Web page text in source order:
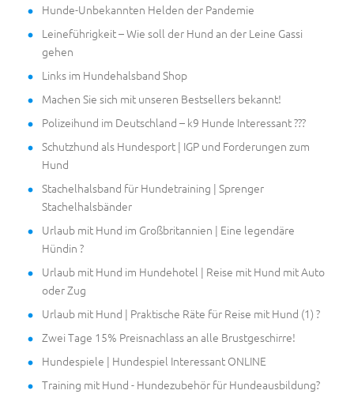
Hunde-Unbekannten Helden der Pandemie
Leineführigkeit – Wie soll der Hund an der Leine Gassi
gehen
Links im Hundehalsband Shop
Machen Sie sich mit unseren Bestsellers bekannt!
Polizeihund im Deutschland – k9 Hunde Interessant ???
Schutzhund als Hundesport | IGP und Forderungen zum
Hund
Stachelhalsband für Hundetraining | Sprenger
Stachelhalsbänder
Urlaub mit Hund im Großbritannien | Eine legendäre
Hündin ?
Urlaub mit Hund im Hundehotel | Reise mit Hund mit Auto
oder Zug
Urlaub mit Hund | Praktische Räte für Reise mit Hund (1) ?
Zwei Tage 15% Preisnachlass an alle Brustgeschirre!
Hundespiele | Hundespiel Interessant ONLINE
Training mit Hund - Hundezubehör für Hundeausbildung?